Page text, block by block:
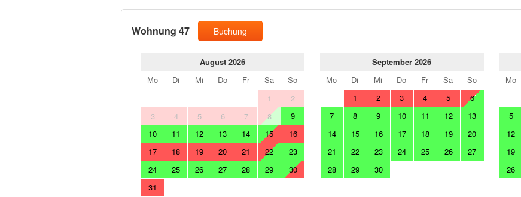
Wohnung 47 Buchung
August 2026
Mo
Di Mi Do Fr Sa
So
1
2
3
4 5 6 7 8
9
10
11 12 13 14 15
16
17
18 19 20 21 22
23
24
25 26 27 28 29
30
31
September 2026
Mo
Di Mi Do Fr Sa
So
1
2 3 4 5
6
7
8 9 10 11 12
13
14
15 16 17 18 19
20
21
22 23 24 25 26
27
28
29 30
Mo
5
12
19
26